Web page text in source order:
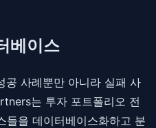
베이스
공 사례뿐만 아니라 실패 사
는 투자 포트폴리오 전
들을 데이터베이스화하고 분